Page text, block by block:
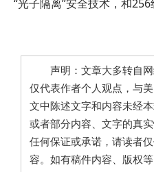
“光子隔离”安全技术，和256
声明：文章大多转自网
仅代表作者个人观点，与
文中陈述文字和内容未经
或者部分内容、文字的真
任何保证或承诺，请读者
容。如有稿件内容、版权